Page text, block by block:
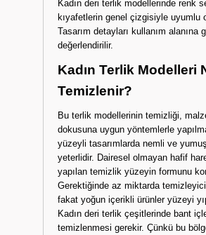
Kadın deri terlik modellerinde renk
kıyafetlerin genel çizgisiyle uyumlu
Tasarım detayları kullanım alanına
değerlendirilir.
Kadın Terlik Modelleri
Temizlenir?
Bu terlik modellerinin temizliği,
dokusuna uygun yöntemlerle
yüzeyli tasarımlarda nemli ve
yeterlidir. Dairesel olmayan hafif
yapılan temizlik yüzeyin formunu
Gerektiğinde az miktarda
fakat yoğun içerikli ürünler yüzeyi
Kadın deri terlik çeşitlerinde bant
temizlenmesi gerekir. Çünkü bu